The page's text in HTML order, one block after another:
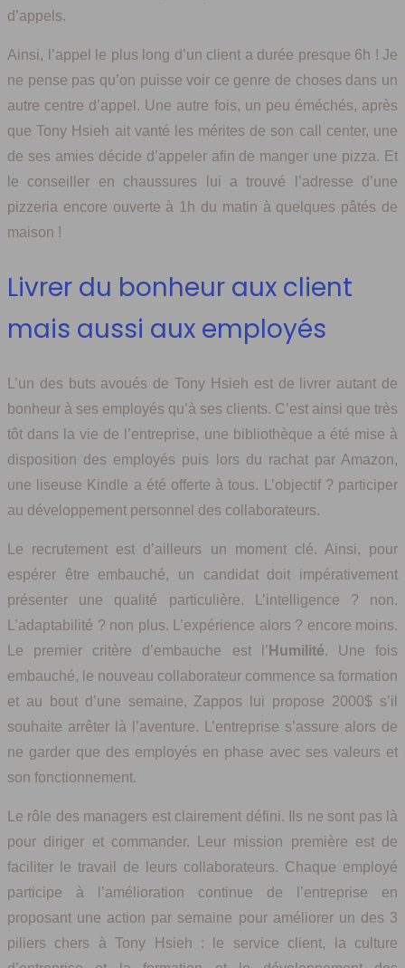
d’appels.
Ainsi, l’appel le plus long d’un client a durée presque 6h ! Je
ne pense pas qu’on puisse voir ce genre de choses dans un
autre centre d’appel. Une autre fois, un peu éméchés, après
que Tony Hsieh ait vanté les mérites de son call center, une
de ses amies décide d’appeler afin de manger une pizza. Et
le conseiller en chaussures lui a trouvé l’adresse d’une
pizzeria encore ouverte à 1h du matin à quelques pâtés de
maison !
Livrer du bonheur aux client
mais aussi aux employés
L’un des buts avoués de Tony Hsieh est de livrer autant de
bonheur à ses employés qu’à ses clients. C’est ainsi que très
tôt dans la vie de l’entreprise, une bibliothèque a été mise à
disposition des employés puis lors du rachat par Amazon,
une liseuse Kindle a été offerte à tous. L’objectif ? participer
au développement personnel des collaborateurs.
Le recrutement est d’ailleurs un moment clé. Ainsi, pour
espérer être embauché, un candidat doit impérativement
présenter une qualité particulière. L’intelligence ? non.
L’adaptabilité ? non plus. L’expérience alors ? encore moins.
Le premier critère d’embauche est l’ Humilité. Une fois
embauché, le nouveau collaborateur commence sa formation
et au bout d’une semaine, Zappos lui propose 2000$ s’il
souhaite arrêter là l’aventure. L’entreprise s’assure alors de
ne garder que des employés en phase avec ses valeurs et
son fonctionnement.
Le rôle des managers est clairement défini. Ils ne sont pas là
pour diriger et commander. Leur mission première est de
faciliter le travail de leurs collaborateurs. Chaque employé
participe à l’amélioration continue de l’entreprise en
proposant une action par semaine pour améliorer un des 3
piliers chers à Tony Hsieh : le service client, la culture